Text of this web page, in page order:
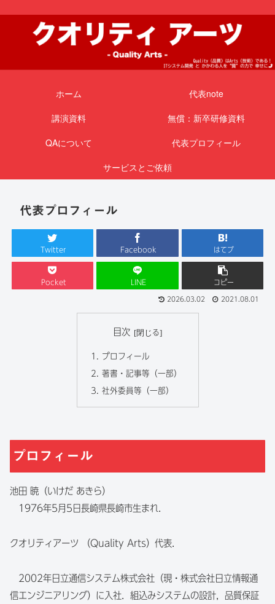
ホーム
代表note
講演資料
無償：新卒研修資料
QAについて
代表プロフィール
サービスとご依頼
代表プロフィール
Twitter Facebook はてブ
Pocket LINE コピー
2026.03.02 2021.08.01
目次
プロフィール
著書・記事等（一部）
社外委員等（一部）
プロフィール
池田 暁（いけだ あきら）
1976年5月5日長崎県長崎市生まれ．
クオリティアーツ （Quality Arts）代表．
2002年日立通信システム株式会社（現・株式会社日立情報通
信エンジニアリング）に入社．組込みシステムの設計，品質保証